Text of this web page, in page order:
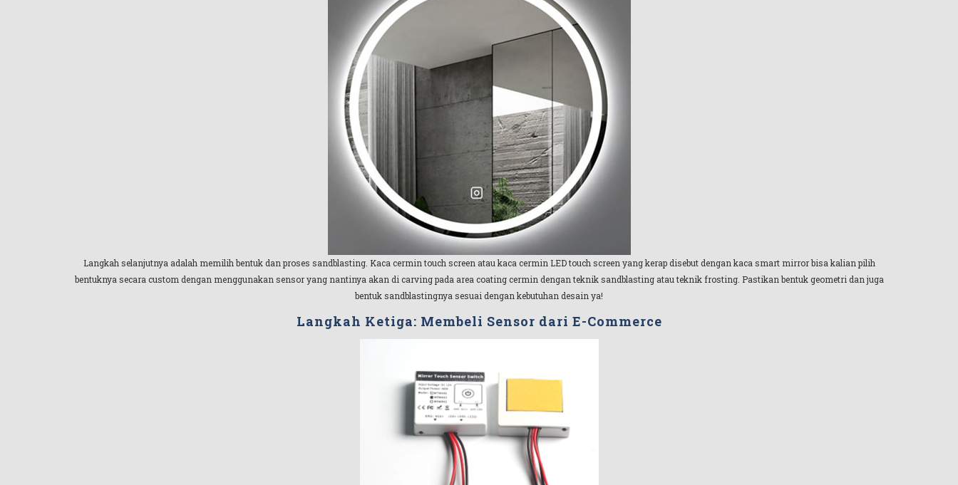
Langkah selanjutnya adalah memilih bentuk dan proses sandblasting. Kaca cermin touch screen atau kaca cermin LED touch screen yang kerap disebut dengan kaca smart mirror bisa kalian pilih
bentuknya secara custom dengan menggunakan sensor yang nantinya akan di carving pada area coating cermin dengan teknik sandblasting atau teknik frosting. Pastikan bentuk geometri dan juga
bentuk sandblastingnya sesuai dengan kebutuhan desain ya!
Langkah Ketiga: Membeli Sensor dari E-Commerce